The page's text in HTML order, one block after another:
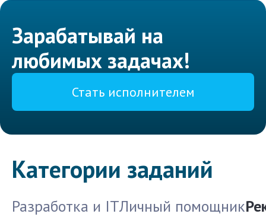
Зарабатывай на
любимых задачах!
Стать исполнителем
Категории заданий
Разработка и ITЛичный помощник